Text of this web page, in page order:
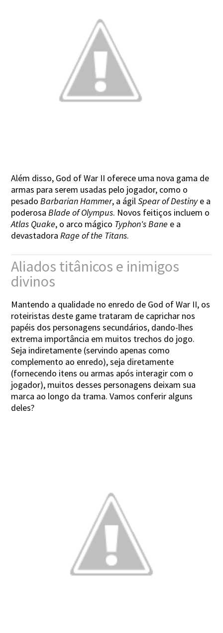
Além disso, God of War II oferece uma nova gama de
armas para serem usadas pelo jogador, como o
pesadoBarbarian Hammer, a ágilSpear of Destinye a
poderosaBlade of Olympus. Novos feitiços incluem o
Atlas Quake, o arco mágico Typhon's Bane e a
devastadoraRage of the Titans.
Aliados titânicos e inimigos
divinos
Mantendo a qualidade no enredo de God of War II, os
roteiristas deste game trataram de caprichar nos
papéis dos personagens secundários, dando-lhes
extrema importância em muitos trechos do jogo.
Seja indiretamente (servindo apenas como
complemento ao enredo), seja diretamente
(fornecendo itens ou armas após interagir com o
jogador), muitos desses personagens deixam sua
marca ao longo da trama. Vamos conferir alguns
deles?